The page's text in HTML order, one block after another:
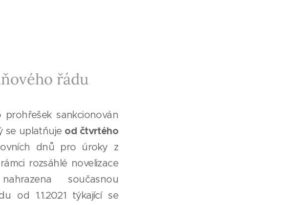
řádu
sankcionován
se uplatňuje od čtvrtého
dnů pro úroky z
rozsáhlé novelizace
současnou
od 1.1.2021 týkající se